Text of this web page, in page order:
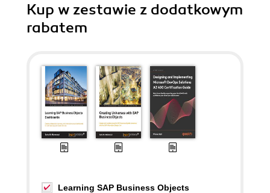
Kup w zestawie z dodatkowym
rabatem
Learning SAP Business Objects